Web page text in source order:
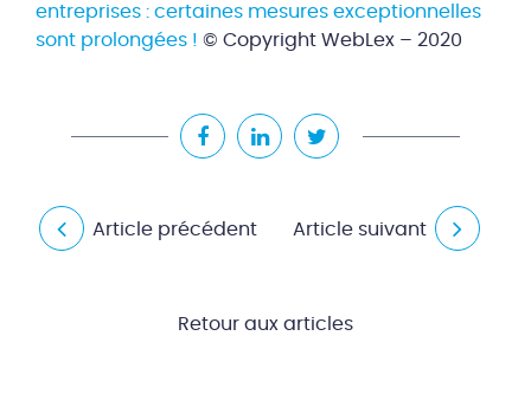
entreprises : certaines mesures exceptionnelles
sont prolongées ! © Copyright WebLex – 2020
Article précédent Article suivant
Retour aux articles